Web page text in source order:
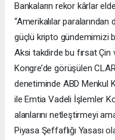
Bankaların rekor kârlar
“Amerikalılar
güçlü kripto gündemimizi
Aksi takdirde bu fırsat Çin
Kongre’de görüşülen
denetiminde ABD Menkul
ile Emtia Vadeli İşlemler
alanlarını netleştirmeyi
Piyasa Şeffaflığı Yasası